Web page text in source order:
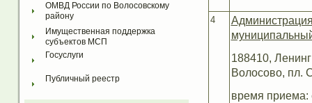
ОМВД России по Волосовскому
району
Имущественная поддержка
субъектов МСП
Госуслуги
Публичный реестр
4
188410,
Волосово, пл.
время приема: